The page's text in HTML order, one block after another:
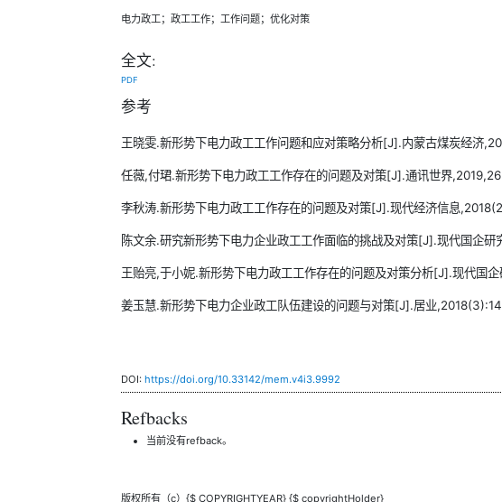
电力政工；政工工作；工作问题；优化对策
全文:
PDF
参考
王晓雯.新形势下电力政工工作问题和应对策略分析[J].内蒙古煤炭经济
任薇,付珺.新形势下电力政工工作存在的问题及对策[J].通讯世界
李秋涛.新形势下电力政工工作存在的问题及对策[J].现代经济信息
陈文余.研究新形势下电力企业政工工作面临的挑战及对策[J].现代国企
王贻亮,于小妮.新形势下电力政工工作存在的问题及对策分析[J].现代国
姜玉慧.新形势下电力企业政工队伍建设的问题与对策[J].居业
DOI:https://doi.org/10.33142/mem.v4i3.9992
Refbacks
当前没有refback。
版权所有（c）{$ COPYRIGHTYEAR} {$ copyrightHolder}